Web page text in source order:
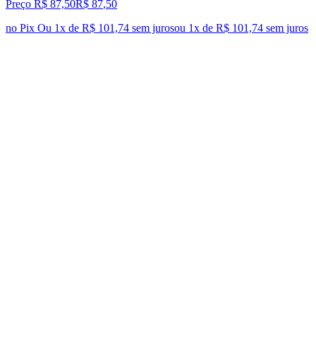
Preço R$ 87,50R$ 87,50
no Pix Ou 1x de R$ 101,74 sem jurosou 1x de R$ 101,74 sem juros